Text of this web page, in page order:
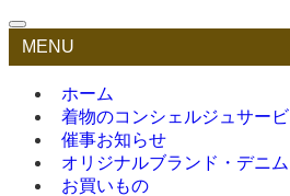
MENU
ホーム
着物のコンシェルジュサービ
催事お知らせ
オリジナルブランド・デニ
お買いもの